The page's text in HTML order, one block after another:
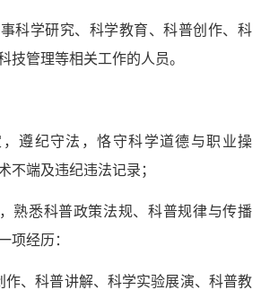
科学研究、科学教育、科普创作、科
技管理等相关工作的人员。
遵纪守法，恪守科学道德与职业操
不端及违纪违法记录；
熟悉科普政策法规、科普规律与传播
项经历：
作、科普讲解、科学实验展演、科普教